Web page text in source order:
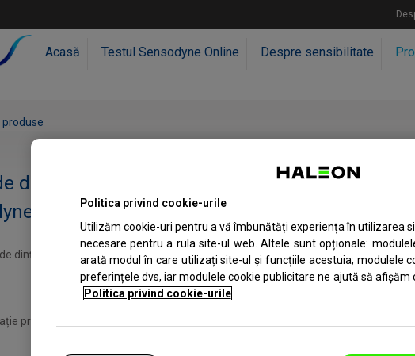
Acasă Testul Sensodyne Online Despre sensibilitate
produse
dinți
Daily Protection100 ml
dinți cu fluor;
Oferă protecție 24/7
împotriva sensibilității
dentare + Dinți puternici și
Gingii sănătoase*;
proaspătă*.
Politica privind cookie-urile
Utilizăm cookie-uri pentru a vă îmbunătăți experiența în utilizarea
necesare pentru a rula site-ul web. Altele sunt opționale:
arată modul în care utilizați site-ul și funcțiile acestuia; modulele
preferințele dvs, iar modulele cookie publicitare ne ajută să afișăm
Politica privind cookie-urile